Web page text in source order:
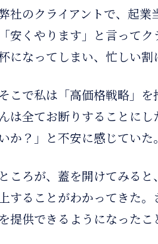
社のクライアントで、起
「安くやります」と言って
になってしまい、忙しい割
そこで私は「高価格戦略」
んは全てお断りすることに
か？」と不安に感じていた。
ところが、蓋を開けてみる
上することがわかってきた
を提供できるようになったこ